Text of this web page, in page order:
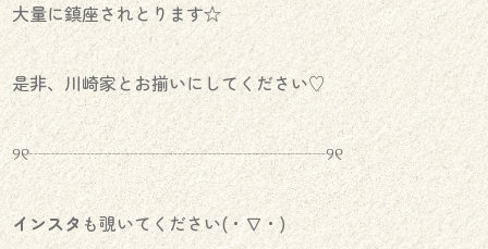
大量に鎮座されとります☆
是非、川崎家とお揃いにしてください♡
୨୧┈┈┈┈┈┈┈┈┈┈┈┈┈┈┈┈┈୨୧
インスタも覗いてください(・∇・)